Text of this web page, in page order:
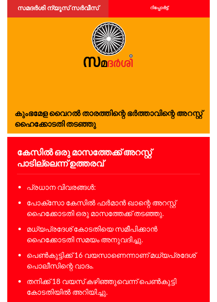
സമദർശി ന്യൂസ് സർവീസ് റിപ്പോര്‍ട്ട്
കുംഭമേള വൈറൽ താരത്തിന്റെ ഭർത്താവിന്റെ അറസ്റ്റ്
ഹൈക്കോടതി തടഞ്ഞു
കേസിൽ ഒരു മാസത്തേക്ക് അറസ്റ്റ്
പാടില്ലെന്ന് ഉത്തരവ്
പ്രധാന വിവരങ്ങൾ:
പോക്സോ കേസിൽ ഫർമാൻ ഖാന്റെ അറസ്റ്റ്
ഹൈക്കോടതി ഒരു മാസത്തേക്ക് തടഞ്ഞു.
മധ്യപ്രദേശ് കോടതിയെ സമീപിക്കാൻ
ഹൈക്കോടതി സമയം അനുവദിച്ചു.
പെൺകുട്ടിക്ക് 16 വയസാണെന്നാണ് മധ്യപ്രദേശ്
പൊലീസിന്റെ വാദം.
തനിക്ക് 18 വയസ് കഴിഞ്ഞുവെന്ന് പെൺകുട്ടി
കോടതിയിൽ അറിയിച്ചു.